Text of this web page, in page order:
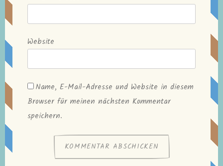
Website
Name, E-Mail-Adresse und Website in diesem
Browser für meinen nächsten Kommentar
speichern.